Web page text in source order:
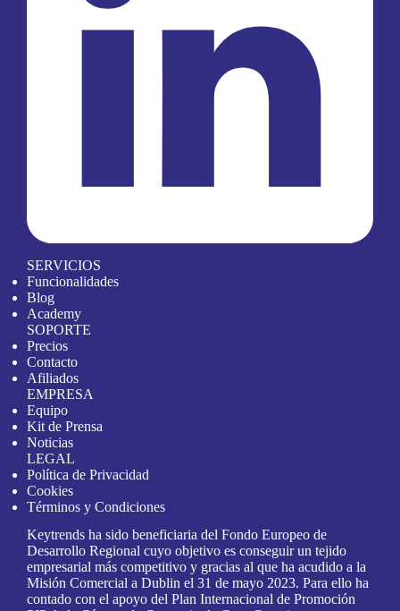
SERVICIOS
Funcionalidades
Blog
Academy
SOPORTE
Precios
Contacto
Afiliados
EMPRESA
Equipo
Kit de Prensa
Noticias
LEGAL
Política de Privacidad
Cookies
Términos y Condiciones
Keytrends ha sido beneficiaria del Fondo Europeo de
Desarrollo Regional cuyo objetivo es conseguir un tejido
empresarial más competitivo y gracias al que ha acudido a la
Misión Comercial a Dublin el 31 de mayo 2023. Para ello ha
contado con el apoyo del Plan Internacional de Promoción